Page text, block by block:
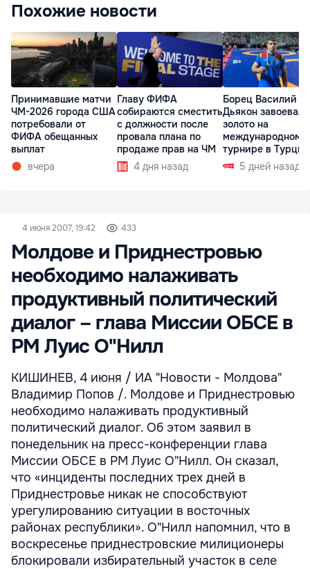
Похожие новости
Принимавшие матчи
ЧМ-2026 города США
потребовали от
ФИФА обещанных
выплат
вчера
Главу ФИФА
собираются сместить
с должности после
провала плана по
продаже прав на ЧМ
4 дня назад
Борец Василий
Дьякон завоевал
золото на
международном
турнире в Турции
5 дней назад
4 июня 2007, 19:42 433
Молдове и Приднестровью
необходимо налаживать
продуктивный политический
диалог – глава Миссии ОБСЕ в
РМ Луис О"Нилл
КИШИНЕВ, 4 июня / ИА "Новости - Молдова"
Владимир Попов /. Молдове и Приднестровью
необходимо налаживать продуктивный
политический диалог. Об этом заявил в
понедельник на пресс-конференции глава
Миссии ОБСЕ в РМ Луис О"Нилл. Он сказал,
что «инциденты последних трех дней в
Приднестровье никак не способствуют
урегулированию ситуации в восточных
районах республики». О"Нилл напомнил, что в
воскресенье приднестровские милиционеры
блокировали избирательный участок в селе